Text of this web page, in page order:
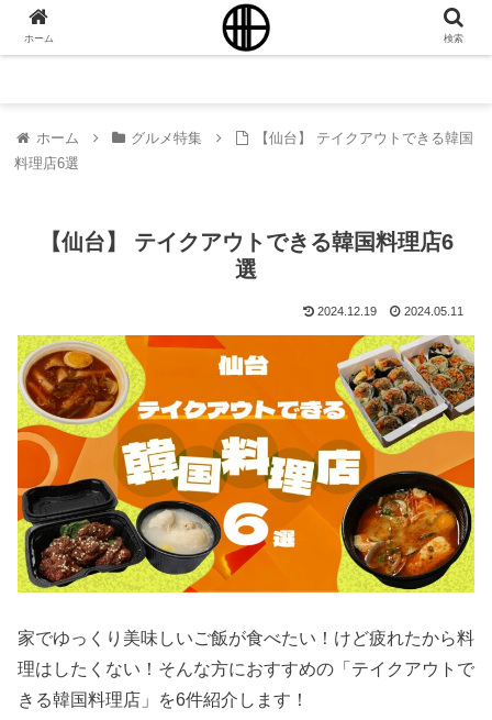
ホーム グルメ特集
【仙台】 テイクアウトできる韓国
料理店6選
【仙台】 テイクアウトできる韓国料理店6
選
2024.12.19 2024.05.11
家でゆっくり美味しいご飯が食べたい！けど疲れたから料
理はしたくない！そんな方におすすめの「テイクアウトで
きる韓国料理店」を6件紹介します！
ホーム 検索